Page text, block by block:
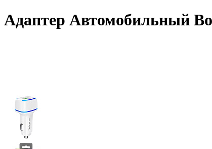
Адаптер Автомобильный